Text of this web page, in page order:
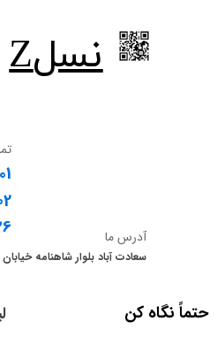
​نسلZ
آدرس ما
سعادت آباد بلوار شاهنامه
​حتماً نگاه کن